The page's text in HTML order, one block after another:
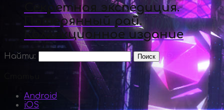
Секретная экспедиция.
Потерянный рай.
Коллекционное издание
Найти:
Android
iOS